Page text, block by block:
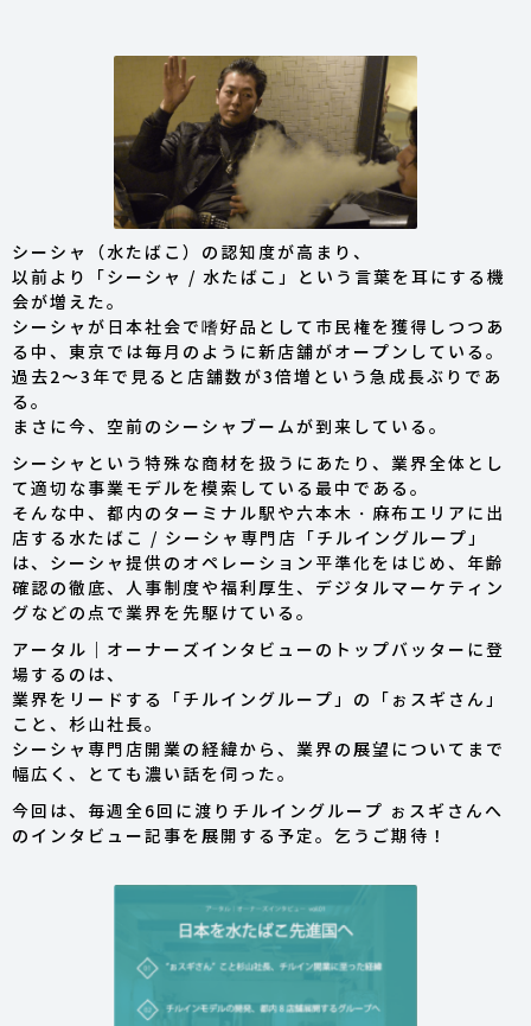
シーシャ（水たばこ）の認知度が高まり、
以前より「シーシャ / 水たばこ」という言葉を耳にする機
会が増えた。
シーシャが日本社会で嗜好品として市民権を獲得しつつあ
る中、東京では毎月のように新店舗がオープンしている。
過去2〜3年で見ると店舗数が3倍増という急成長ぶりであ
る。
まさに今、空前のシーシャブームが到来している。
シーシャという特殊な商材を扱うにあたり、業界全体とし
て適切な事業モデルを模索している最中である。
そんな中、都内のターミナル駅や六本木・麻布エリアに出
店する水たばこ / シーシャ専門店「チルイングループ」
は、シーシャ提供のオペレーション平準化をはじめ、年齢
確認の徹底、人事制度や福利厚生、デジタルマーケティン
グなどの点で業界を先駆けている。
アータル｜オーナーズインタビューのトップバッターに登
場するのは、
業界をリードする「チルイングループ」の「ぉスギさん」
こと、杉山社長。
シーシャ専門店開業の経緯から、業界の展望についてまで
幅広く、とても濃い話を伺った。
今回は、毎週全6回に渡りチルイングループ ぉスギさんへ
のインタビュー記事を展開する予定。乞うご期待！